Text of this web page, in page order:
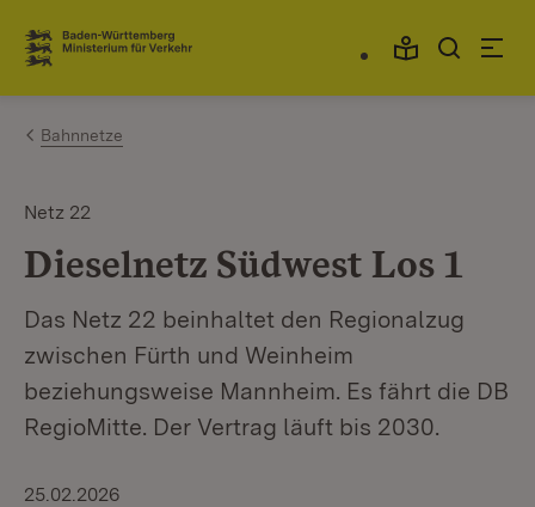
Zum Inhalt springen
Link zur Startseite
Bahnnetze
Netz 22
Dieselnetz Südwest Los 1
Das Netz 22 beinhaltet den Regionalzug
zwischen Fürth und Weinheim
beziehungsweise Mannheim. Es fährt die DB
RegioMitte. Der Vertrag läuft bis 2030.
25.02.2026